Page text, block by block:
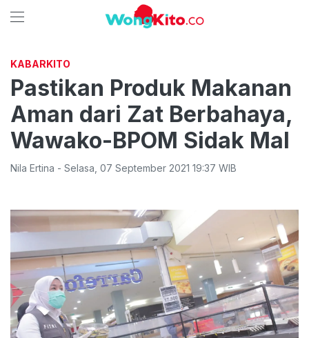
KABARKITO
Pastikan Produk Makanan
Aman dari Zat Berbahaya,
Wawako-BPOM Sidak Mal
Nila Ertina - Selasa 07 September 2021 19:37 WIB